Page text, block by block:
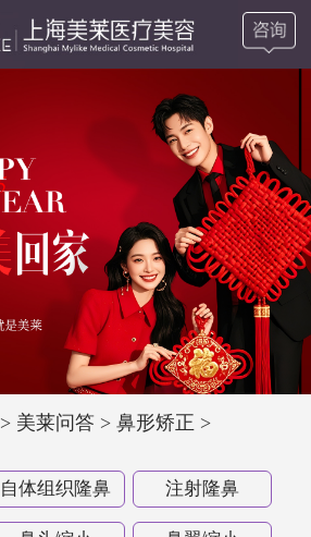
> 美莱问答 >鼻形矫正 >
自体组织隆鼻 注射隆鼻